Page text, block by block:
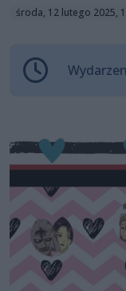
środa, 12 lutego 2025,